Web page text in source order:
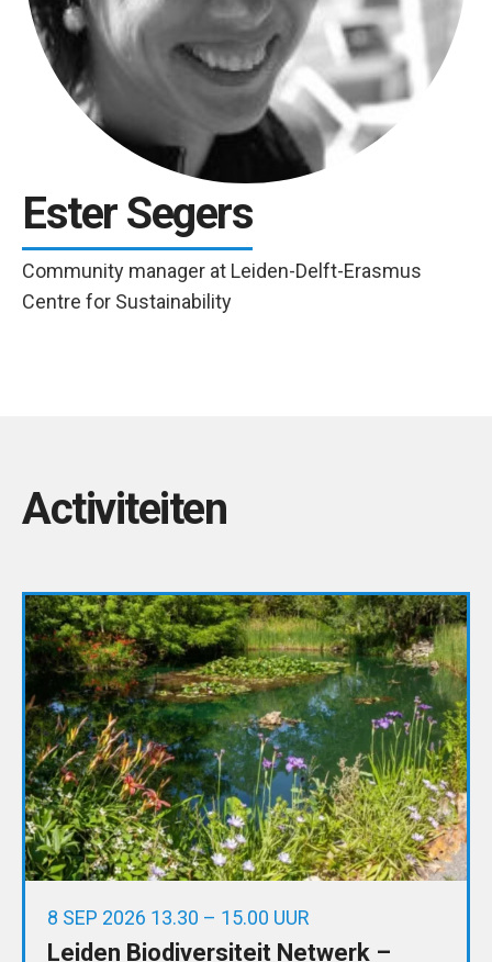
Ester Segers
Community manager at Leiden-Delft-Erasmus
Centre for Sustainability
Activiteiten
8 SEP 2026 13.30 – 15.00 UUR
Leiden Biodiversiteit Netwerk –